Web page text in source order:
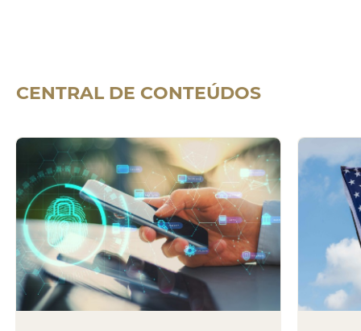
CENTRAL DE CONTEÚDOS